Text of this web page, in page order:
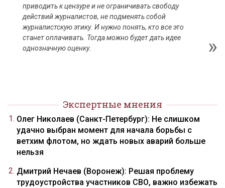
приводить к цензуре и не ограничивать свободу
действий журналистов, не подменять собой
журналистскую этику. И нужно понять, кто все это
станет оплачивать. Тогда можно будет дать идее
однозначную оценку.
Экспертные мнения
Олег Николаев (Санкт-Петербург): Не слишком
удачно выбран момент для начала борьбы с
ветхим флотом, но ждать новых аварий больше
нельзя
Дмитрий Нечаев (Воронеж): Решая проблему
трудоустройства участников СВО, важно избежать